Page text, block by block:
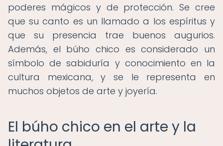
poderes mágicos y de protección. Se cree
que su canto es un llamado a los espíritus y
que su presencia trae buenos augurios.
Además, el búho chico es considerado un
símbolo de sabiduría y conocimiento en la
cultura mexicana, y se le representa en
muchos objetos de arte y joyería.
El búho chico en el arte y la